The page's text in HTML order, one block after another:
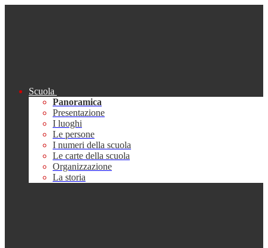
Scuola
Panoramica
Presentazione
I luoghi
Le persone
I numeri della scuola
Le carte della scuola
Organizzazione
La storia